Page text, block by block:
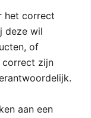
het correct
deze wil
of
correct zijn
aan een